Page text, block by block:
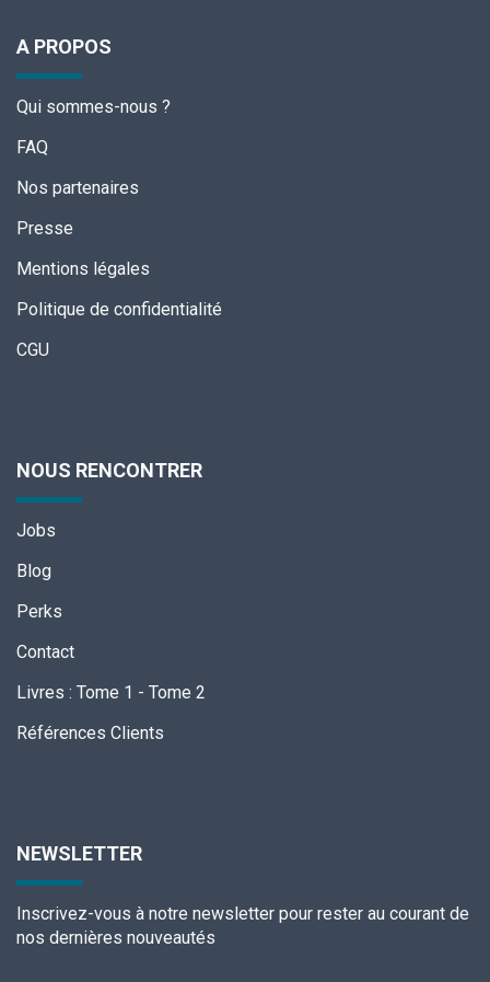
A PROPOS
Qui sommes-nous ?
FAQ
Nos partenaires
Presse
Mentions légales
Politique de confidentialité
CGU
NOUS RENCONTRER
Jobs
Blog
Perks
Contact
Livres : Tome 1 - Tome 2
Références Clients
NEWSLETTER
Inscrivez-vous à notre newsletter pour rester au courant de
nos dernières nouveautés